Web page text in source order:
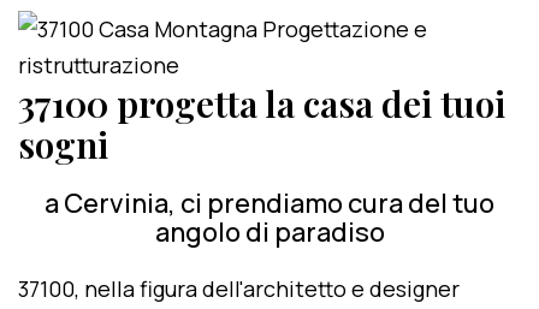
37100 progetta la casa dei tuoi
sogni
a Cervinia, ci prendiamo cura del tuo
angolo di paradiso
37100, nella figura dell'architetto e designer